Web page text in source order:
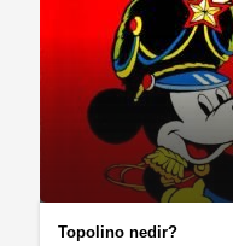
Topolino nedir?